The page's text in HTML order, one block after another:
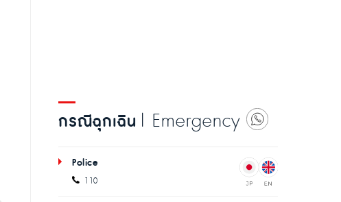
กรณีฉุกเฉิน | Emergency
Police
110